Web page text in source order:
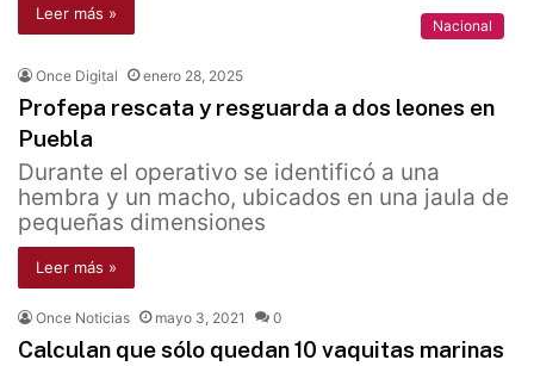
Leer más »
Nacional
Once Digital enero 28, 2025
Profepa rescata y resguarda a dos leones en
Puebla
Durante el operativo se identificó a una
hembra y un macho, ubicados en una jaula de
pequeñas dimensiones
Leer más »
Once Noticias mayo 3, 2021 0
Calculan que sólo quedan 10 vaquitas marinas